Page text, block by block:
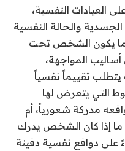
العيادات النفسية،
الجسدية والحالة النفسية
يكون الشخص تحت
المواجهة،
تقييماً نفسياً
التي يتعرض لها
مدركة شعورياً، أم
ما إذا كان الشخص يدرك
على دوافع نفسية دفينة